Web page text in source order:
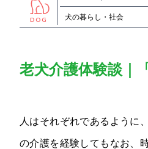
DOG 犬の暮らし・社会
老犬介護体験談｜
人はそれぞれであるように
の介護を経験してもなお、